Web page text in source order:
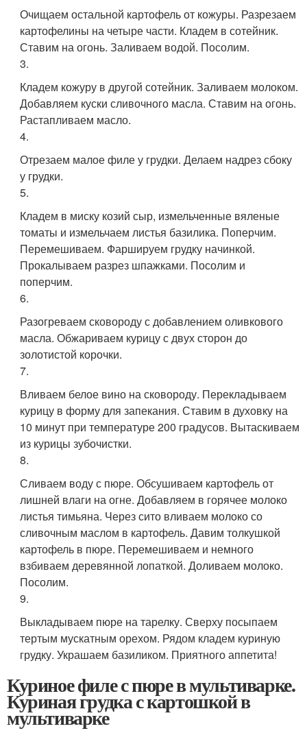
Очищаем остальной картофель от кожуры. Разрезаем
картофелины на четыре части. Кладем в сотейник.
Ставим на огонь. Заливаем водой. Посолим.
3.
Кладем кожуру в другой сотейник. Заливаем молоком.
Добавляем куски сливочного масла. Ставим на огонь.
Растапливаем масло.
4.
Отрезаем малое филе у грудки. Делаем надрез сбоку
у грудки.
5.
Кладем в миску козий сыр, измельченные вяленые
томаты и измельчаем листья базилика. Поперчим.
Перемешиваем. Фаршируем грудку начинкой.
Прокалываем разрез шпажками. Посолим и
поперчим.
6.
Разогреваем сковороду с добавлением оливкового
масла. Обжариваем курицу с двух сторон до
золотистой корочки.
7.
Вливаем белое вино на сковороду. Перекладываем
курицу в форму для запекания. Ставим в духовку на
10 минут при температуре 200 градусов. Вытаскиваем
из курицы зубочистки.
8.
Сливаем воду с пюре. Обсушиваем картофель от
лишней влаги на огне. Добавляем в горячее молоко
листья тимьяна. Через сито вливаем молоко со
сливочным маслом в картофель. Давим толкушкой
картофель в пюре. Перемешиваем и немного
взбиваем деревянной лопаткой. Доливаем молоко.
Посолим.
9.
Выкладываем пюре на тарелку. Сверху посыпаем
тертым мускатным орехом. Рядом кладем куриную
грудку. Украшаем базиликом. Приятного аппетита!
Куриное филе с пюре в мультиварке.
Куриная грудка с картошкой в
мультиварке